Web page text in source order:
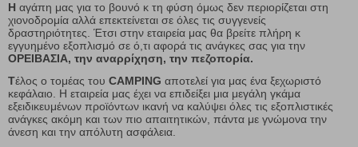
Η αγάπη μας για το βουνό κ τη φύση όμως δεν περιορίζεται στη
χιονοδρομία αλλά επεκτείνεται σε όλες τις συγγενείς
δραστηριότητες. Έτσι στην εταιρεία μας θα βρείτε πλήρη κ
εγγυημένο εξοπλισμό σε ό,τι αφορά τις ανάγκες σας για την
ΟΡΕΙΒΑΣΙΑ, την αναρρίχηση, την πεζοπορία.
Τέλος ο τομέας του CAMPING αποτελεί για μας ένα ξεχωριστό
κεφάλαιο. Η εταιρεία μας έχει να επιδείξει μια μεγάλη γκάμα
εξειδικευμένων προϊόντων ικανή να καλύψει όλες τις εξοπλιστικές
ανάγκες ακόμη και των πιο απαιτητικών, πάντα με γνώμονα την
άνεση και την απόλυτη ασφάλεια.